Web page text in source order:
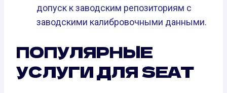
допуск к заводским репозиториям с
заводскими калибровочными данными.
ПОПУЛЯРНЫЕ
УСЛУГИ ДЛЯ SEAT